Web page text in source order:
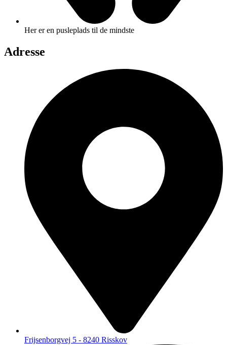
Her er en pusleplads til de mindste
Adresse
Frijsenborgvej 5 - 8240 Risskov